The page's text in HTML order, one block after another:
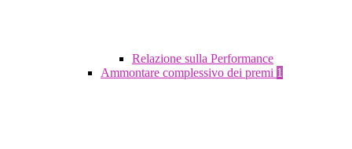
Relazione sulla Performance
Ammontare complessivo dei premi 1